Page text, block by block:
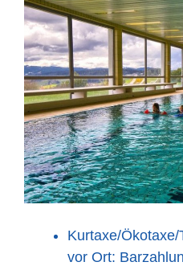
Kurtaxe/
vor Ort: